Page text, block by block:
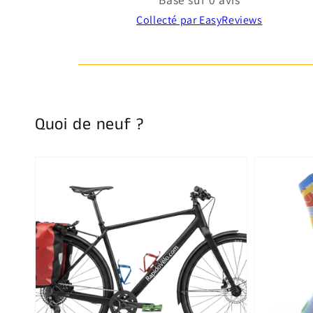
Collecté par EasyReviews
Quoi de neuf ?